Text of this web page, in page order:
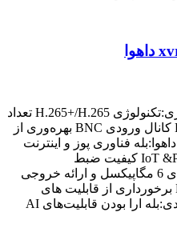
رزولوشن: 6 مگاپیکسل ذخیره سازی:تکنولوژی H.265+/H.265 تعداد
کانال‌های ورودی تصویری BNC:16 کانال ورودی BNC بهره‌وری از
تکنولوژی فوق پیشرفته WizSense داهوا:بله فناوری پوز و اینترنت
اشیا:دارد قابلیت های حرفه‌ای IoT &POS کیفیت ضبط
تصاویر:ساپورت کردن تا دوربین های 6 مگاپیکسل و ارائه خروجی
تصویری UHD سه برابر FULLHD برخورداری از قابلیت های
پیشرفته هوش مصنوعی و هوشمندی:بله ارا بودن قابلیت‌های AI